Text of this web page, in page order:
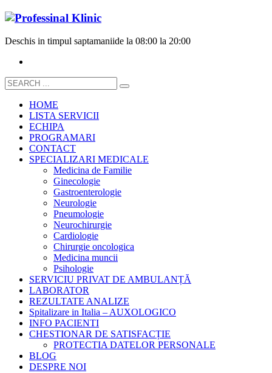
Deschis in timpul saptamaniide la 08:00 la 20:00
HOME
LISTA SERVICII
ECHIPA
PROGRAMARI
CONTACT
SPECIALIZARI MEDICALE
Medicina de Familie
Ginecologie
Gastroenterologie
Neurologie
Pneumologie
Neurochirurgie
Cardiologie
Chirurgie oncologica
Medicina muncii
Psihologie
SERVICIU PRIVAT DE AMBULANȚĂ
LABORATOR
REZULTATE ANALIZE
Spitalizare in Italia – AUXOLOGICO
INFO PACIENTI
CHESTIONAR DE SATISFACȚIE
PROTECTIA DATELOR PERSONALE
BLOG
DESPRE NOI